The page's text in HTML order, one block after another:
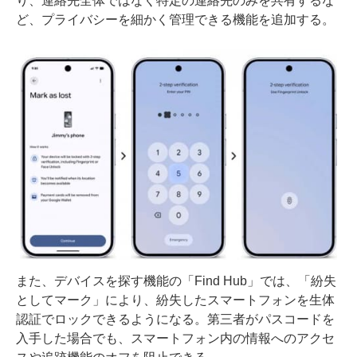
ど、プライバシーを細かく管理できる機能を追加する。
また、デバイスを探す機能の「Find Hub」では、「紛失
としてマーク」により、紛失したスマートフォンを生体
認証でロックできるようになる。第三者がパスコードを
入手した場合でも、スマートフォン内の情報へのアクセ